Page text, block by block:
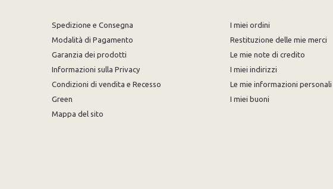
Spedizione e Consegna
Modalità di Pagamento
Garanzia dei prodotti
Informazioni sulla Privacy
Condizioni di vendita e Recesso
Green
Mappa del sito
I miei ordini
Restituzione delle mie merci
Le mie note di credito
I miei indirizzi
Le mie informazioni personali
I miei buoni